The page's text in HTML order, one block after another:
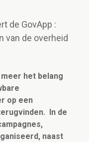
de GovApp :
van de overheid
het belang
op een
In de
naast